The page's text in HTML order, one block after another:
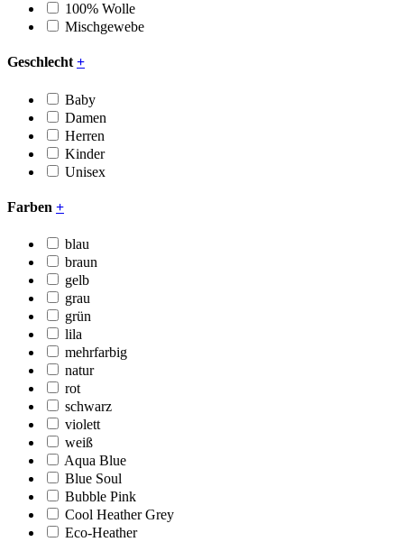
100% Wolle
Mischgewebe
Geschlecht +
Baby
Damen
Herren
Kinder
Unisex
Farben +
blau
braun
gelb
grau
grün
lila
mehrfarbig
natur
rot
schwarz
violett
weiß
Aqua Blue
Blue Soul
Bubble Pink
Cool Heather Grey
Eco-Heather